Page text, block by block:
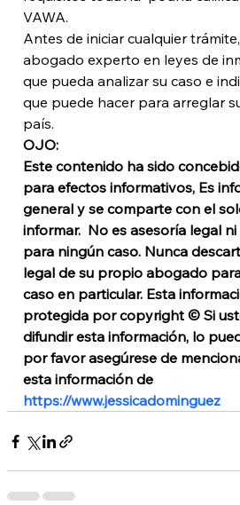
VAWA.
Antes de iniciar cualquier
abogado experto en leyes de
que pueda analizar su caso e
que puede hacer para arreglar
país.
OJO:
Este contenido ha sido
para efectos informativos, Es
general y se comparte con el
informar.  No es asesoría legal
para ningún caso. Nunca
legal de su propio abogado
caso en particular. Esta
protegida por copyright © Si
difundir esta información, lo
por favor asegúrese de
esta información de
https://www.jessicadominguez